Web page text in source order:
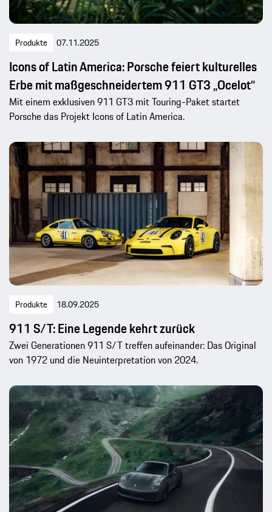
Produkte 07.11.2025
Icons of Latin America: Porsche feiert kulturelles
Erbe mit maßgeschneidertem 911 GT3 „Ocelot“
Mit einem exklusiven 911 GT3 mit Touring-Paket startet
Porsche das Projekt Icons of Latin America.
Produkte 18.09.2025
911 S/T: Eine Legende kehrt zurück
Zwei Generationen 911 S/T treffen aufeinander: Das Original
von 1972 und die Neuinterpretation von 2024.